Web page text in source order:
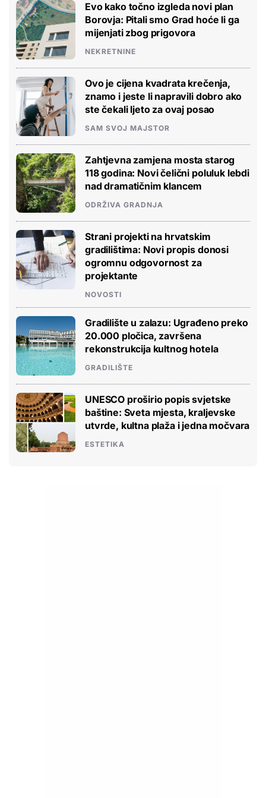
Evo kako točno izgleda novi plan
Borovja: Pitali smo Grad hoće li ga
mijenjati zbog prigovora
NEKRETNINE
Ovo je cijena kvadrata krečenja,
znamo i jeste li napravili dobro ako
ste čekali ljeto za ovaj posao
SAM SVOJ MAJSTOR
Zahtjevna zamjena mosta starog
118 godina: Novi čelični poluluk lebdi
nad dramatičnim klancem
ODRŽIVA GRADNJA
Strani projekti na hrvatskim
gradilištima: Novi propis donosi
ogromnu odgovornost za
projektante
NOVOSTI
Gradilište u zalazu: Ugrađeno preko
20.000 pločica, završena
rekonstrukcija kultnog hotela
GRADILIŠTE
UNESCO proširio popis svjetske
baštine: Sveta mjesta, kraljevske
utvrde, kultna plaža i jedna močvara
ESTETIKA